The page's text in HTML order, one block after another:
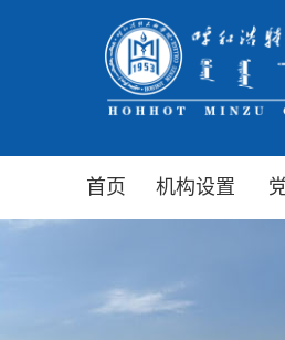
首页 机构设置